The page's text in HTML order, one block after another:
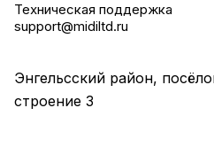
Техническая поддержка
support@midiltd.ru
Энгельсский район,
строение 3